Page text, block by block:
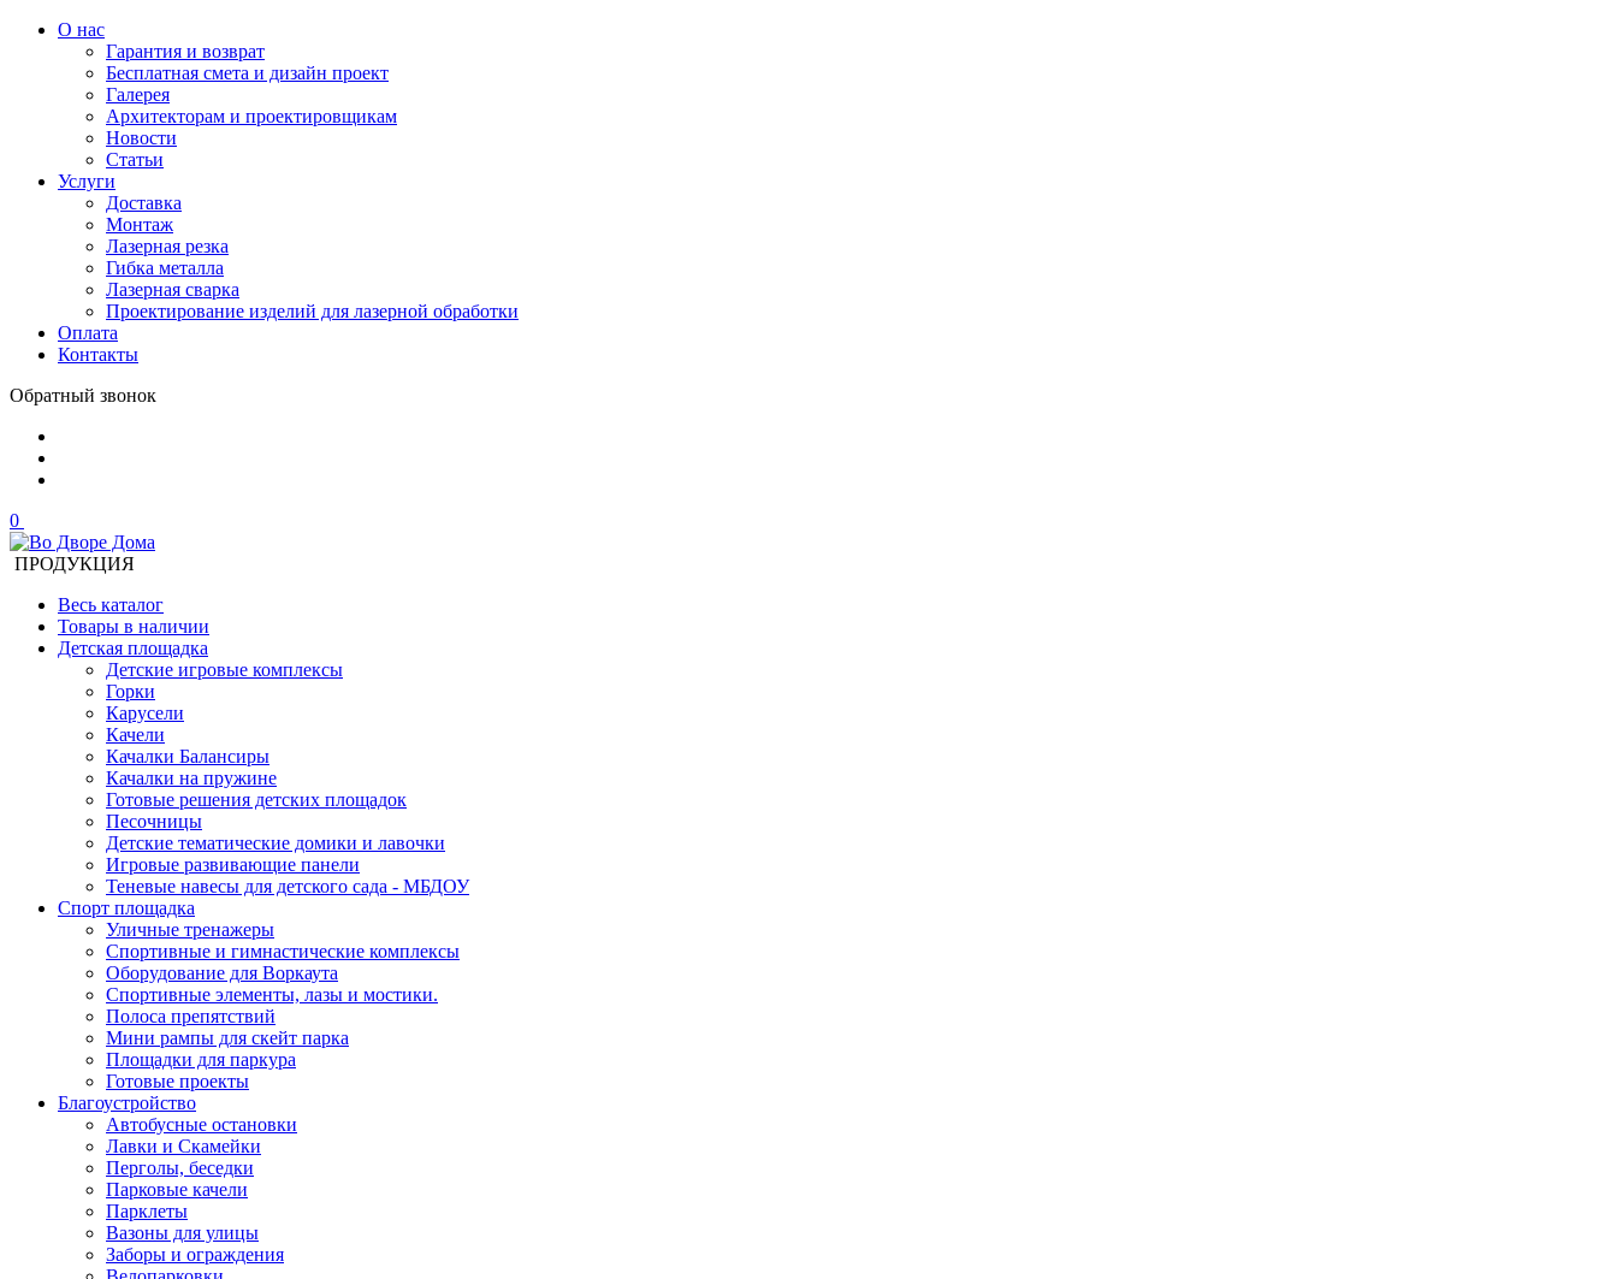
О нас
Гарантия и возврат
Бесплатная смета и дизайн проект
Галерея
Архитекторам и проектировщикам
Новости
Статьи
Услуги
Доставка
Монтаж
Лазерная резка
Гибка металла
Лазерная сварка
Проектирование изделий для лазерной обработки
Оплата
Контакты
Обратный звонок
0
ПРОДУКЦИЯ
Весь каталог
Товары в наличии
Детская площадка
Детские игровые комплексы
Горки
Карусели
Качели
Качалки Балансиры
Качалки на пружине
Готовые решения детских площадок
Песочницы
Детские тематические домики и лавочки
Игровые развивающие панели
Теневые навесы для детского сада - МБДОУ
Спорт площадка
Уличные тренажеры
Спортивные и гимнастические комплексы
Оборудование для Воркаута
Спортивные элементы, лазы и мостики.
Полоса препятствий
Мини рампы для скейт парка
Площадки для паркура
Готовые проекты
Благоустройство
Автобусные остановки
Лавки и Скамейки
Перголы, беседки
Парковые качели
Парклеты
Вазоны для улицы
Заборы и ограждения